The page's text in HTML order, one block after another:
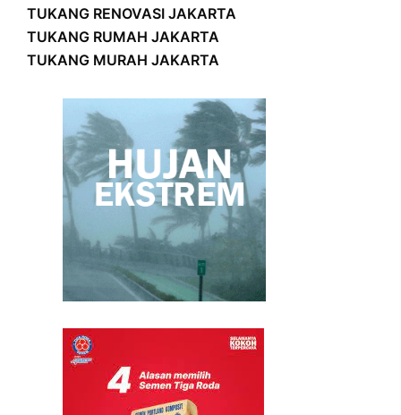
TUKANG RENOVASI JAKARTA
TUKANG RUMAH JAKARTA
TUKANG MURAH JAKARTA